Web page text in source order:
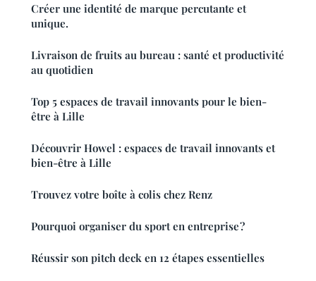
Créer une identité de marque percutante et
unique.
Livraison de fruits au bureau : santé et productivité
au quotidien
Top 5 espaces de travail innovants pour le bien-
être à Lille
Découvrir Howel : espaces de travail innovants et
bien-être à Lille
Trouvez votre boîte à colis chez Renz
Pourquoi organiser du sport en entreprise ?
Réussir son pitch deck en 12 étapes essentielles